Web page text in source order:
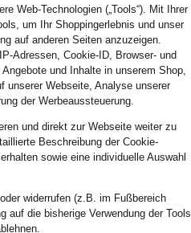
Web-Technologien („Tools“). Mit Ihrer
um Ihr Shoppingerlebnis und unser
auf anderen Seiten anzuzeigen.
Adressen, Cookie-ID, Browser- und
und Inhalte in unserem Shop,
unserer Webseite, Analyse unserer
der Werbeaussteuerung.
und direkt zur Webseite weiter zu
Beschreibung der Cookie-
sowie eine individuelle Auswahl
widerrufen (z.B. im Fußbereich
auf die bisherige Verwendung der Tools